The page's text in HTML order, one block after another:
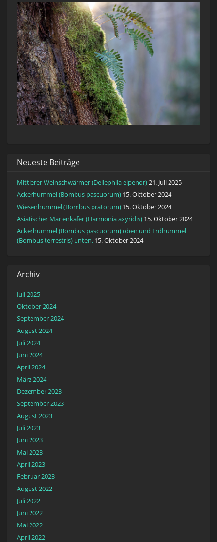
Neueste Beiträge
Mittlerer Weinschwärmer (Deilephila elpenor)21. Juli 2025
Ackerhummel (Bombus pascuorum) 15. Oktober 2024
Wiesenhummel (Bombus pratorum) 15. Oktober 2024
Asiatischer Marienkäfer (Harmonia axyridis) 15. Oktober 2024
Ackerhummel (Bombus pascuorum) oben und Erdhummel
(Bombus terrestris) unten. 15. Oktober 2024
Archiv
Juli 2025
Oktober 2024
September 2024
August 2024
Juli 2024
Juni 2024
April 2024
März 2024
Dezember 2023
September 2023
August 2023
Juli 2023
Juni 2023
Mai 2023
April 2023
Februar 2023
August 2022
Juli 2022
Juni 2022
Mai 2022
April 2022